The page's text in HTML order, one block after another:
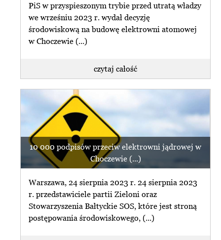
PiS w przyspieszonym trybie przed utratą władzy
we wrześniu 2023 r. wydał decyzję
środowiskową na budowę elektrowni atomowej
w Choczewie (...)
czytaj całość
10 000 podpisów przeciw elektrowni jądrowej w
Choczewie (...)
Warszawa, 24 sierpnia 2023 r. 24 sierpnia 2023
r. przedstawiciele partii Zieloni oraz
Stowarzyszenia Bałtyckie SOS, które jest stroną
postępowania środowiskowego, (...)